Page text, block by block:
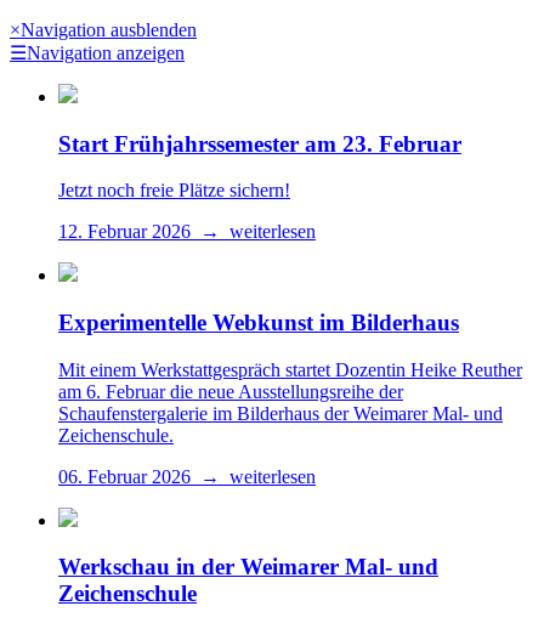
×Navigation ausblenden
☰Navigation anzeigen
Start Frühjahrssemester am 23. Februar
Jetzt noch freie Plätze sichern!
12. Februar 2026 → weiterlesen
Experimentelle Webkunst im Bilderhaus
Mit einem Werkstattgespräch startet Dozentin Heike Reuther
am 6. Februar die neue Ausstellungsreihe der
Schaufenstergalerie im Bilderhaus der Weimarer Mal- und
Zeichenschule.
06. Februar 2026 → weiterlesen
Werkschau in der Weimarer Mal- und
Zeichenschule